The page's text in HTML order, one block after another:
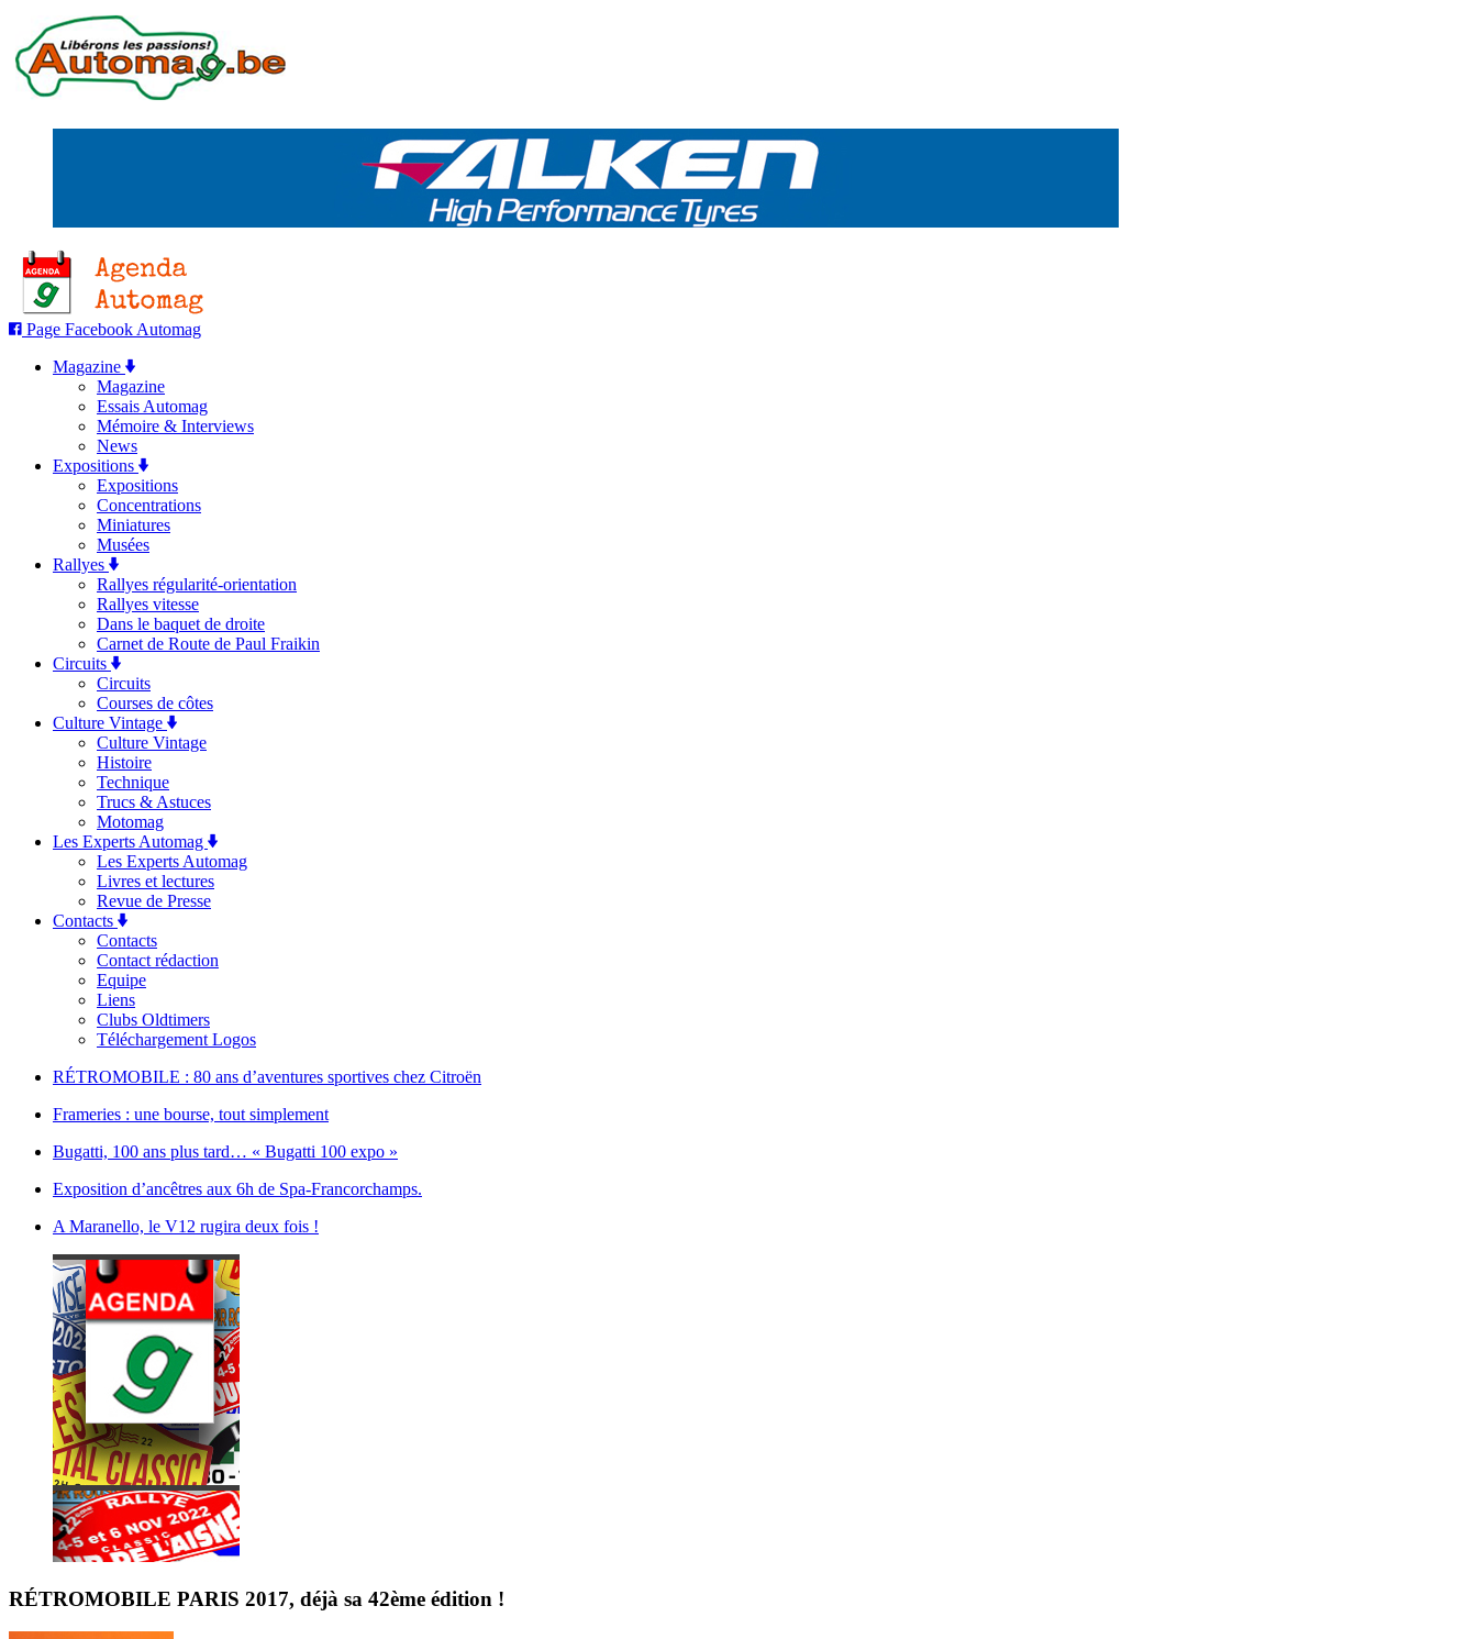
Page Facebook Automag
Magazine
Magazine
Essais Automag
Mémoire & Interviews
News
Expositions
Expositions
Concentrations
Miniatures
Musées
Rallyes
Rallyes régularité-orientation
Rallyes vitesse
Dans le baquet de droite
Carnet de Route de Paul Fraikin
Circuits
Circuits
Courses de côtes
Culture Vintage
Culture Vintage
Histoire
Technique
Trucs & Astuces
Motomag
Les Experts Automag
Les Experts Automag
Livres et lectures
Revue de Presse
Contacts
Contacts
Contact rédaction
Equipe
Liens
Clubs Oldtimers
Téléchargement Logos
RÉTROMOBILE : 80 ans d’aventures sportives chez Citroën
Frameries : une bourse, tout simplement
Bugatti, 100 ans plus tard… « Bugatti 100 expo »
Exposition d’ancêtres aux 6h de Spa-Francorchamps.
A Maranello, le V12 rugira deux fois !
RÉTROMOBILE PARIS 2017, déjà sa 42ème édition !